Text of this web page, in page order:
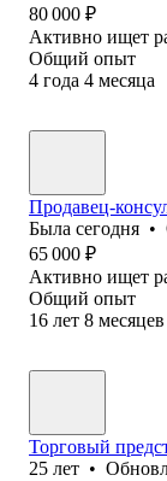
80 000 ₽
Активно ищет
Общий опыт
4 года 4 месяца
Продавец-
Была сегодня •
65 000 ₽
Активно ищет
Общий опыт
16 лет 8 месяцев
Торговый
25 лет •